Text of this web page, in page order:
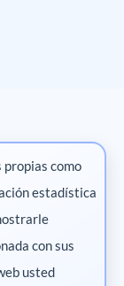
digital
Pharma
como
estadística
con sus
usted